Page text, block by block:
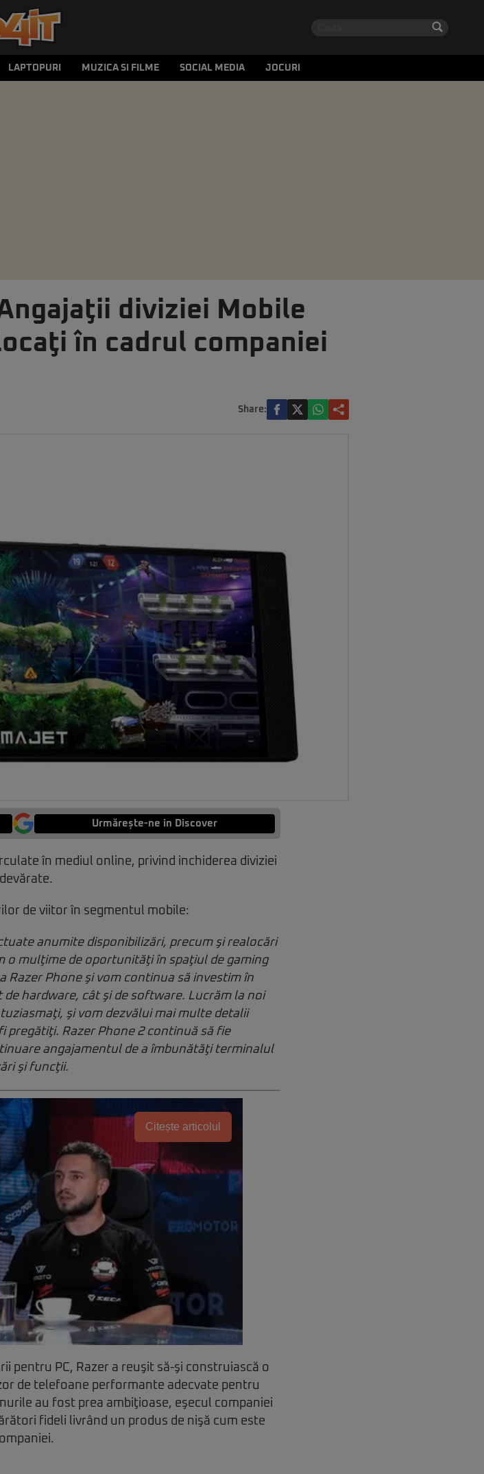
LAPTOPURI MUZICA SI FILME SOCIAL MEDIA JOCURI
diviziei Mobile
în cadrul companiei
Share:
Urmărește-ne in Discover
în mediul online, privind inchiderea diviziei
de viitor în segmentul mobile:
anumite disponibilizări, precum şi realocări
o mulţime de oportunităţi în spaţiul de gaming
Razer Phone şi vom continua să investim în
hardware, cât şi de software. Lucrăm la noi
şi vom dezvălui mai multe detalii
pregătiţi. Razer Phone 2 continuă să fie
angajamentul de a îmbunătăţi terminalul
şi funcţii.
Citește articolul
pentru PC, Razer a reuşit să-şi construiască o
de telefoane performante adecvate pentru
au fost prea ambiţioase, eşecul companiei
fideli livrând un produs de nişă cum este